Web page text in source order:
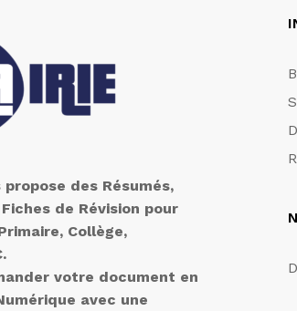
des Résumés,
de Révision pour
Collège,
votre document en
avec une